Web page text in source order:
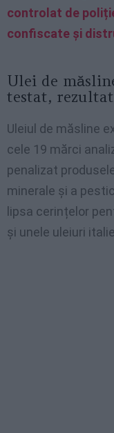
controlat de
confiscate și
Ulei de
testat,
Uleiul de măsline
cele 19 mărci
penalizat
minerale și a
lipsa cerințelor
și unele uleiuri